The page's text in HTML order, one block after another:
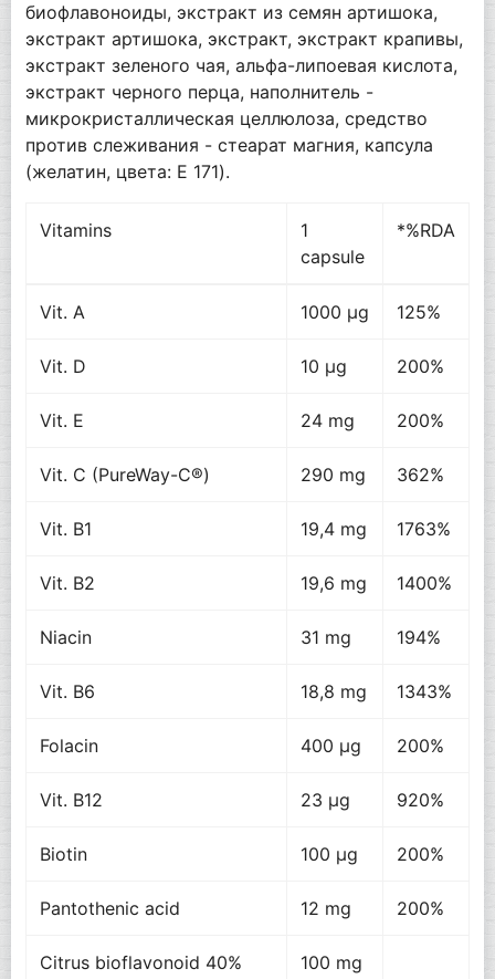
биофлавоноиды, экстракт из семян артишока,
экстракт артишока, экстракт, экстракт крапивы,
экстракт зеленого чая, альфа-липоевая кислота,
экстракт черного перца, наполнитель -
микрокристаллическая целлюлоза, средство
против слеживания - стеарат магния, капсула
(желатин, цвета: E 171).
Vitamins
1
capsule
*%RDA
Vit. A 1000 µg 125%
Vit. D 10 µg 200%
Vit. E 24 mg 200%
Vit. C (PureWay-C®) 290 mg 362%
Vit. B1 19,4 mg 1763%
Vit. B2 19,6 mg 1400%
Niacin 31 mg 194%
Vit. B6 18,8 mg 1343%
Folacin 400 µg 200%
Vit. B12 23 µg 920%
Biotin 100 µg 200%
Pantothenic acid 12 mg 200%
Citrus bioflavonoid 40% 100 mg